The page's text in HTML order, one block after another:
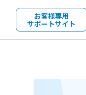
お客様専用
サポートサイト